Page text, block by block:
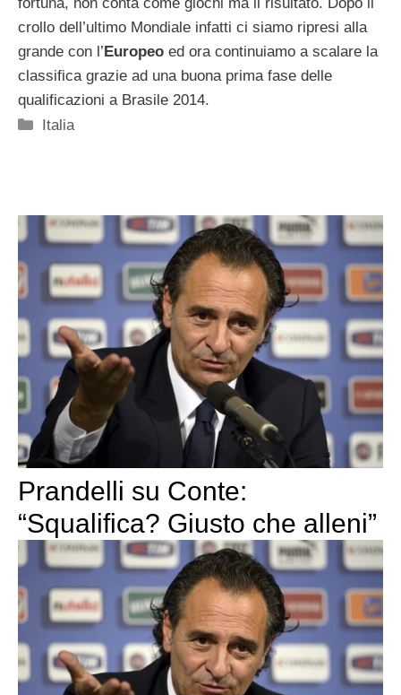
crollo dell’ultimo Mondiale infatti ci siamo ripresi alla
grande con l’Europeo ed ora continuiamo a scalare la
classifica grazie ad una buona prima fase delle
qualificazioni a Brasile 2014.
Categorie
Italia
Prandelli su Conte:
“Squalifica? Giusto che alleni”